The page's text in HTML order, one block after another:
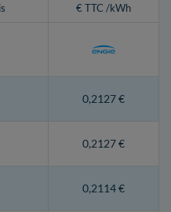
€ TTC /kWh
0,2127 €
0,2127 €
0,2114 €